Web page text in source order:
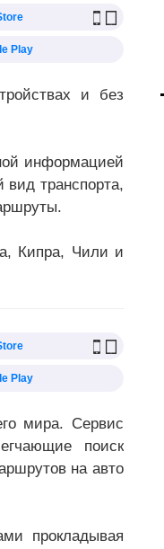
Play
и без
информацией
транспорта,
Кипра, Чили и
Play
мира. Сервис
поиск
на авто
прокладывая